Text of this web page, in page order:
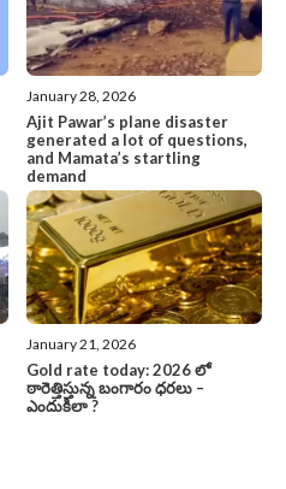
January 28, 2026
Ajit Pawar’s plane disaster
generated a lot of questions,
and Mamata’s startling
demand
January 21, 2026
Gold rate today: 2026 లో
ఠారెత్తిస్తున్న బంగారం ధరలు –
ఎందుకిలా ?